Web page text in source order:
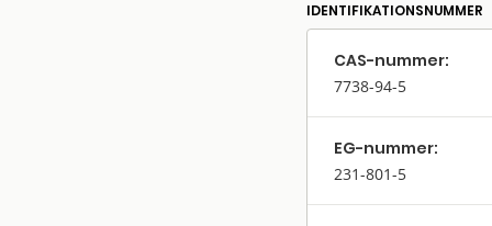
IDENTIFIKATIONSNUMMER
CAS-nummer:
7738-94-5
EG-nummer:
231-801-5